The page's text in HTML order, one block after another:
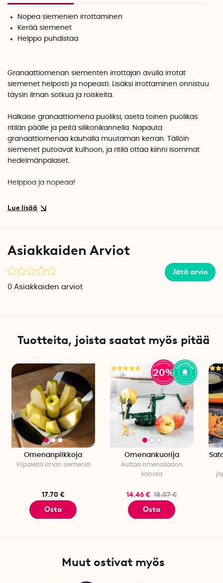
Nopea siemenien irrottaminen
Kerää siemenet
Helppo puhdistaa
Granaattiomenan siementen irrottajan avulla irrotat
siemenet helposti ja nopeasti. Lisäksi irrottaminen onnistuu
täysin ilman sotkua ja roiskeita.
Halkaise granaattiomena puoliksi, aseta toinen puolikas
ritilän päälle ja peitä silikonikannella. Napauta
granaattiomenaa kauhalla muutaman kerran. Tällöin
siemenet putoavat kulhoon, ja ritilä ottaa kiinni isommat
hedelmänpalaset.
Helppoa ja nopeaa!
Kaikki osat ovat konepestäviä. Granaattiomenan siementen
Pituus: 19,5 cm
Leveys: 14 cm
Asiakkaiden Arviot
Jätä arvio
0 Asiakkaiden arviot
Tuotteita, joista saatat myös pitää
Omenanpilkkoja
Viipaleita ilman siemeniä
17.70 €
Osta
20%
Omenankuorija
Auttaa omenasadon
kanssa
14.46 € 18.07 €
Osta
Muut ostivat myös